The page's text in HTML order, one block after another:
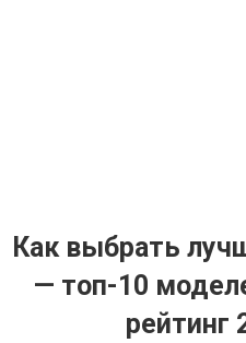
Как выбрать
— топ-10
рейтинг